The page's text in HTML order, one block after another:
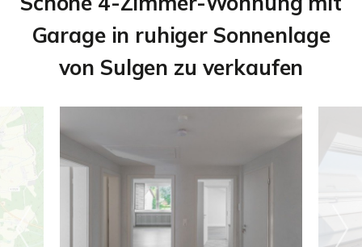
Garage in ruhiger Sonnenlage
von Sulgen zu verkaufen